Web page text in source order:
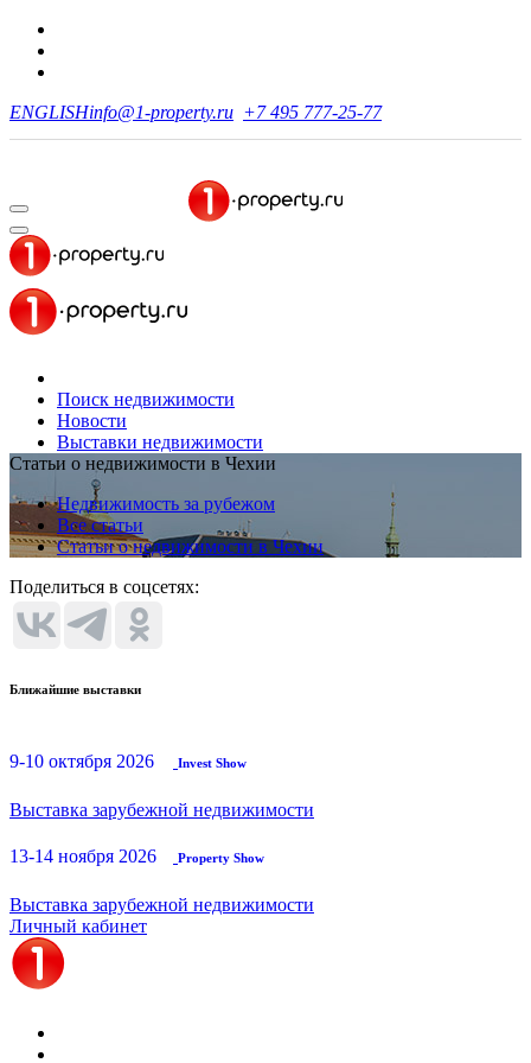
ENGLISHinfo@1-property.ru +7 495 777-25-77
Поиск недвижимости
Новости
Выставки недвижимости
Статьи о недвижимости в Чехии
Недвижимость за рубежом
Все статьи
Статьи о недвижимости в Чехии
Поделиться в соцсетях:
Ближайшие выставки
9-10 октября 2026 Invest Show
Выставка зарубежной недвижимости
13-14 ноября 2026 Property Show
Выставка зарубежной недвижимости
Личный кабинет